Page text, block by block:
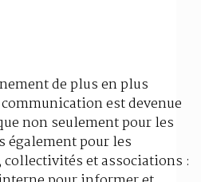
de plus en plus
est devenue
non seulement pour les
également pour les
et associations :